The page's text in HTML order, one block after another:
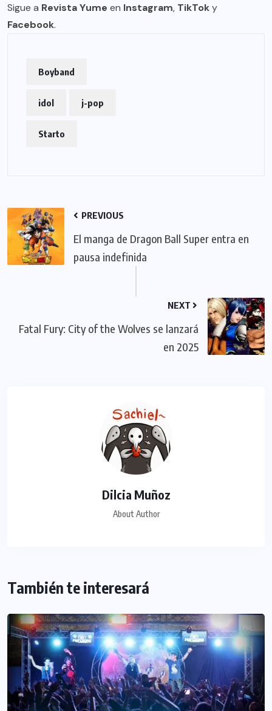
Sigue a Revista Yume en Instagram, TikToky
Facebook.
Boyband
idol j-pop
Starto
PREVIOUS
El manga de Dragon Ball Super entra en
pausa indefinida
NEXT
Fatal Fury: City of the Wolves se lanzará
en 2025
Dilcia Muñoz
About Author
También te interesará